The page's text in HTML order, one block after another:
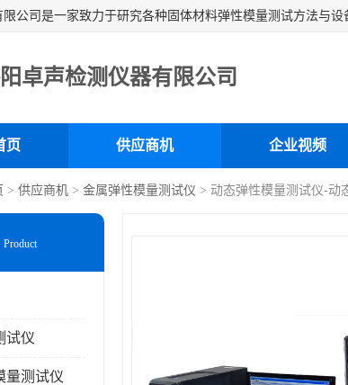
卓声检测仪器有限公司
页 供应商机 企业视频
> 供应商机 > 金属弹性模量测试仪 > 动态弹性模量测试仪-动
Product
试仪
量测试仪